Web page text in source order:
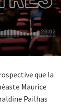
que la
Maurice
Pailhas